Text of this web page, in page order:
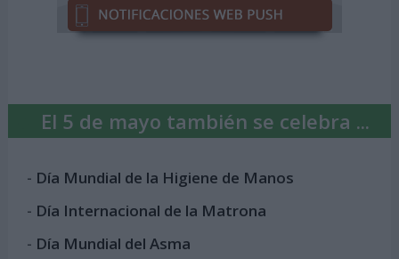
El 5 de mayo también se celebra ...
- Día Mundial de la Higiene de Manos
- Día Internacional de la Matrona
- Día Mundial del Asma